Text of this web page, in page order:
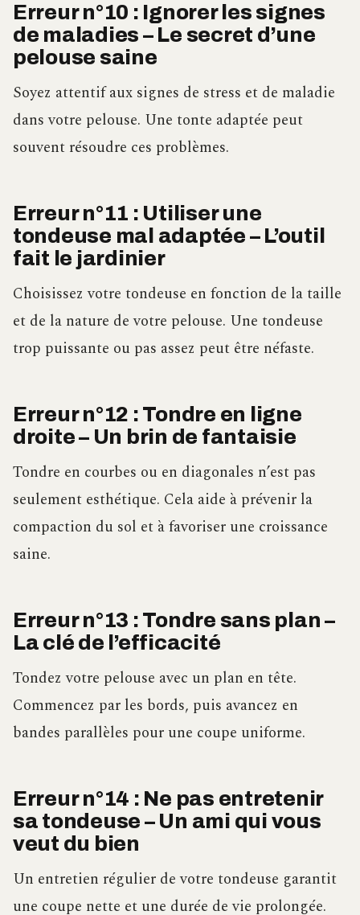
Erreur n°10 : Ignorer les signes
de maladies – Le secret d’une
pelouse saine
Soyez attentif aux signes de stress et de maladie
dans votre pelouse. Une tonte adaptée peut
souvent résoudre ces problèmes.
Erreur n°11 : Utiliser une
tondeuse mal adaptée – L’outil
fait le jardinier
Choisissez votre tondeuse en fonction de la taille
et de la nature de votre pelouse. Une tondeuse
trop puissante ou pas assez peut être néfaste.
Erreur n°12 : Tondre en ligne
droite – Un brin de fantaisie
Tondre en courbes ou en diagonales n’est pas
seulement esthétique. Cela aide à prévenir la
compaction du sol et à favoriser une croissance
saine.
Erreur n°13 : Tondre sans plan –
La clé de l’efficacité
Tondez votre pelouse avec un plan en tête.
Commencez par les bords, puis avancez en
bandes parallèles pour une coupe uniforme.
Erreur n°14 : Ne pas entretenir
sa tondeuse – Un ami qui vous
veut du bien
Un entretien régulier de votre tondeuse garantit
une coupe nette et une durée de vie prolongée.